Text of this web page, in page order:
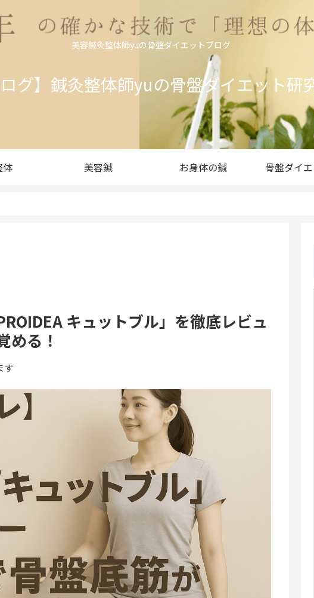
美容鍼灸整体師yuの骨盤ダイエットブログ
グ】鍼灸整体師yuの骨盤ダイエット研
体 美容鍼 お身体の鍼 骨盤ダイ
キュットブル」を徹底レビュ
める！
す